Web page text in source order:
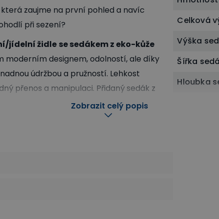
zaujme na první pohled a navíc
při sezení?
jídelní židle se sedákem z eko-kůže
moderním designem, odolností, ale díky
údržbou a pružností. Lehkost
přenos a manipulaci. Přidaný sedák z
a měkké sezení nejen při obědové
Celková
Výška
Šířka
Hloubka
Zobrazit celý popis